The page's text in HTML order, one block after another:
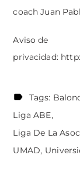
coach Juan
Aviso de
privacidad:
Tags:
Liga ABE
Liga De La
UMAD